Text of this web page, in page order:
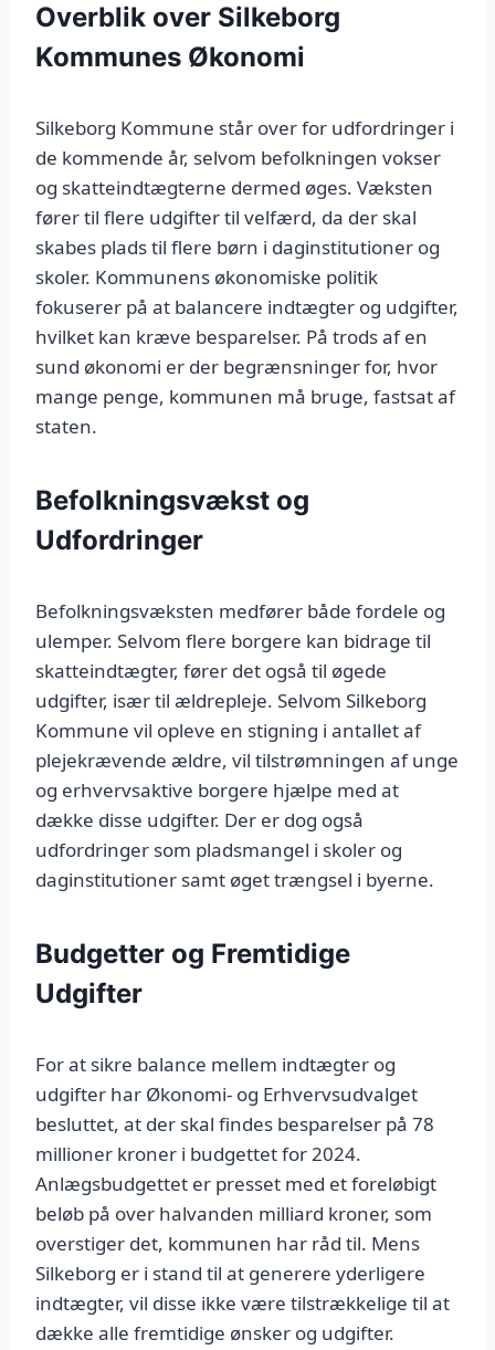
Overblik over Silkeborg
Kommunes Økonomi
Silkeborg Kommune står over for udfordringer i
de kommende år, selvom befolkningen vokser
og skatteindtægterne dermed øges. Væksten
fører til flere udgifter til velfærd, da der skal
skabes plads til flere børn i daginstitutioner og
skoler. Kommunens økonomiske politik
fokuserer på at balancere indtægter og udgifter,
hvilket kan kræve besparelser. På trods af en
sund økonomi er der begrænsninger for, hvor
mange penge, kommunen må bruge, fastsat af
staten.
Befolkningsvækst og
Udfordringer
Befolkningsvæksten medfører både fordele og
ulemper. Selvom flere borgere kan bidrage til
skatteindtægter, fører det også til øgede
udgifter, især til ældrepleje. Selvom Silkeborg
Kommune vil opleve en stigning i antallet af
plejekrævende ældre, vil tilstrømningen af unge
og erhvervsaktive borgere hjælpe med at
dække disse udgifter. Der er dog også
udfordringer som pladsmangel i skoler og
daginstitutioner samt øget trængsel i byerne.
Budgetter og Fremtidige
Udgifter
For at sikre balance mellem indtægter og
udgifter har Økonomi- og Erhvervsudvalget
besluttet, at der skal findes besparelser på 78
millioner kroner i budgettet for 2024.
Anlægsbudgettet er presset med et foreløbigt
beløb på over halvanden milliard kroner, som
overstiger det, kommunen har råd til. Mens
Silkeborg er i stand til at generere yderligere
indtægter, vil disse ikke være tilstrækkelige til at
dække alle fremtidige ønsker og udgifter.